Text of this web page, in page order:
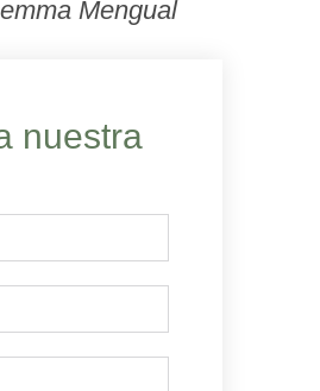
Mengual
nuestra